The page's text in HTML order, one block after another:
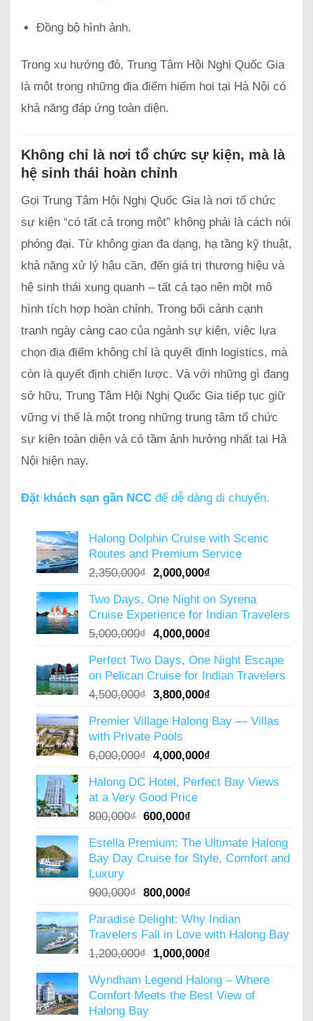
Đồng bộ hình ảnh.
Trong xu hướng đó, Trung Tâm Hội Nghị Quốc Gia
là một trong những địa điểm hiếm hoi tại Hà Nội có
khả năng đáp ứng toàn diện.
Không chỉ là nơi tổ chức sự kiện, mà là
hệ sinh thái hoàn chỉnh
Gọi Trung Tâm Hội Nghị Quốc Gia là nơi tổ chức
sự kiện “có tất cả trong một” không phải là cách nói
phóng đại. Từ không gian đa dạng, hạ tầng kỹ thuật,
khả năng xử lý hậu cần, đến giá trị thương hiệu và
hệ sinh thái xung quanh – tất cả tạo nên một mô
hình tích hợp hoàn chỉnh. Trong bối cảnh cạnh
tranh ngày càng cao của ngành sự kiện, việc lựa
chọn địa điểm không chỉ là quyết định logistics, mà
còn là quyết định chiến lược. Và với những gì đang
sở hữu, Trung Tâm Hội Nghị Quốc Gia tiếp tục giữ
vững vị thế là một trong những trung tâm tổ chức
sự kiện toàn diện và có tầm ảnh hưởng nhất tại Hà
Nội hiện nay.
Đặt khách sạn gần NCC để dễ dàng di chuyển.
Halong Dolphin Cruise with Scenic
Routes and Premium Service
2,350,000₫ Original
was:
2,350,000₫.
2,000,000₫
is:
2,000,000₫.
Two Days, One Night on Syrena
Cruise Experience for Indian Travelers
5,000,000₫ Original
was:
5,000,000₫.
4,000,000₫
is:
4,000,000₫.
Perfect Two Days, One Night Escape
on Pelican Cruise for Indian Travelers
4,500,000₫ Original
was:
4,500,000₫.
3,800,000₫
is:
Premier Village Halong Bay — Villas
with Private Pools
6,000,000₫ Original
was:
6,000,000₫.
4,000,000₫
is:
Halong DC Hotel, Perfect Bay Views
at a Very Good Price
800,000₫ Original
was:
800,000₫.
600,000₫
is:
600,000₫.
Estella Premium: The Ultimate Halong
Bay Day Cruise for Style, Comfort and
Luxury
900,000₫ Original
was:
900,000₫.
800,000₫
is:
800,000₫.
Paradise Delight: Why Indian
Travelers Fall in Love with Halong Bay
1,200,000₫ Original
was:
1,200,000₫.
1,000,000₫
is:
1,000,000₫.
Wyndham Legend Halong – Where
Comfort Meets the Best View of
Halong Bay